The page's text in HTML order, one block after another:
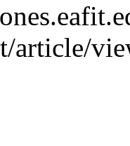
article/